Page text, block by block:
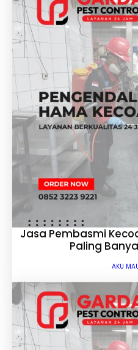
Jasa Pembasmi
Paling
AKU